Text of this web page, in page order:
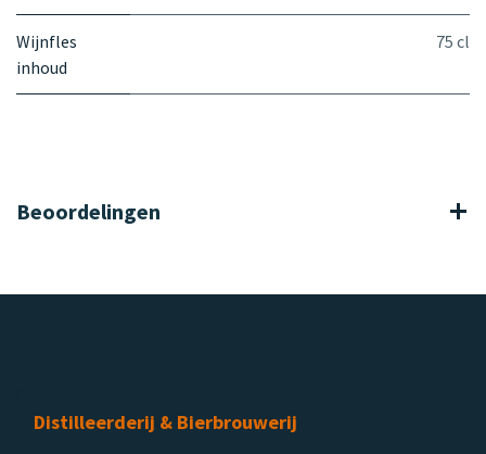
Wijnfles
inhoud
75 cl
Beoordelingen
Distilleerderij & Bierbrouwerij